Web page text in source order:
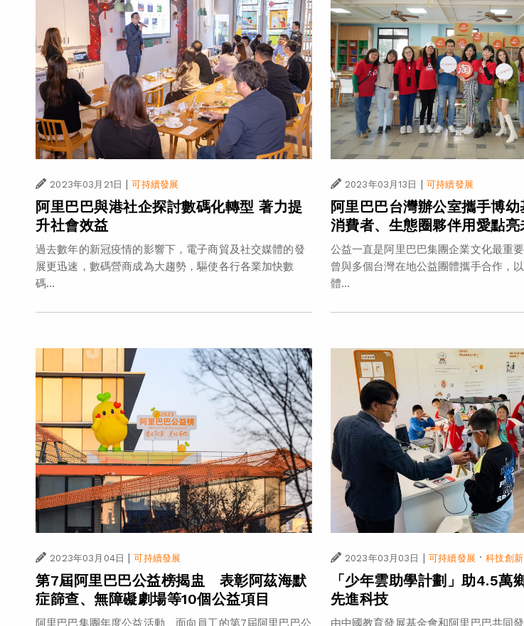
2023年03月21日 可持續發展
阿里巴巴與港社企探討數碼化轉型 著力提
升社會效益
過去數年的新冠疫情的影響下，電子商貿及社交媒體的發
展更迅速，數碼營商成為大趨勢，驅使各行各業加快數
碼...
2023年03月13日 可持續發展
阿里巴巴台灣辦公室攜手博
消費者、生態圈夥伴用愛點亮
公益一直是阿里巴巴集團企業文化最重
曾與多個台灣在地公益團體攜手合作，
體...
2023年03月04日 | 可持續發展
第7屆阿里巴巴公益榜揭盅 表彰阿茲海默
症篩查、無障礙劇場等10個公益項目
阿里巴巴集團年度公益活動、面向員工的第7屆阿里巴巴公
2023年03月03日 | 可持續發展 ·科技創新
「少年雲助學計劃」助4.5萬
先進科技
由中國教育發展基金會和阿里巴巴共同